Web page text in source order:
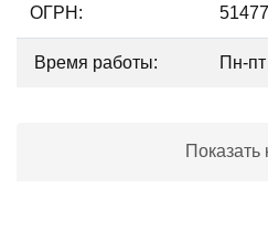
ОГРН:
Время работы: Пн-
Показать